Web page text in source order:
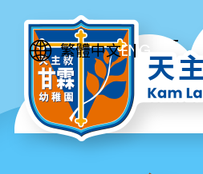
ENG
繁體中文